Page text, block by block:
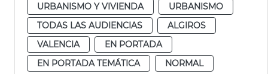
URBANISMO Y VIVIENDA
URBANISMO
TODAS LAS AUDIENCIAS
ALGIROS
VALENCIA
EN PORTADA
EN PORTADA TEMÁTICA
NORMAL